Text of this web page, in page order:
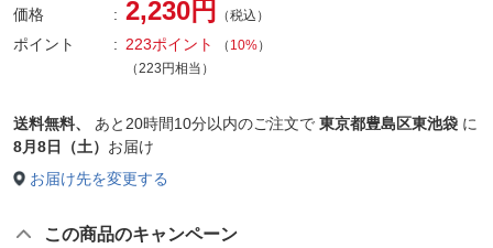
価格 2,230円 （税込）
ポイント 223ポイント （ 10%）
（223円相当）
送料無料、 あと 20時間10分以内のご注文で 東京都豊島区東池袋 に
8月8日（土） お届け
お届け先を変更する
この商品のキャンペーン